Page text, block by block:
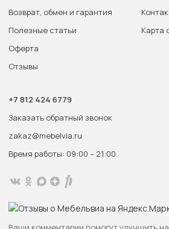
Возврат, обмен и гарантия
Полезные статьи
Оферта
Отзывы
Карта
+7 812 424 6779
Заказать обратный звонок
zakaz@mebelvia.ru
Время работы: 09:00 – 21:00